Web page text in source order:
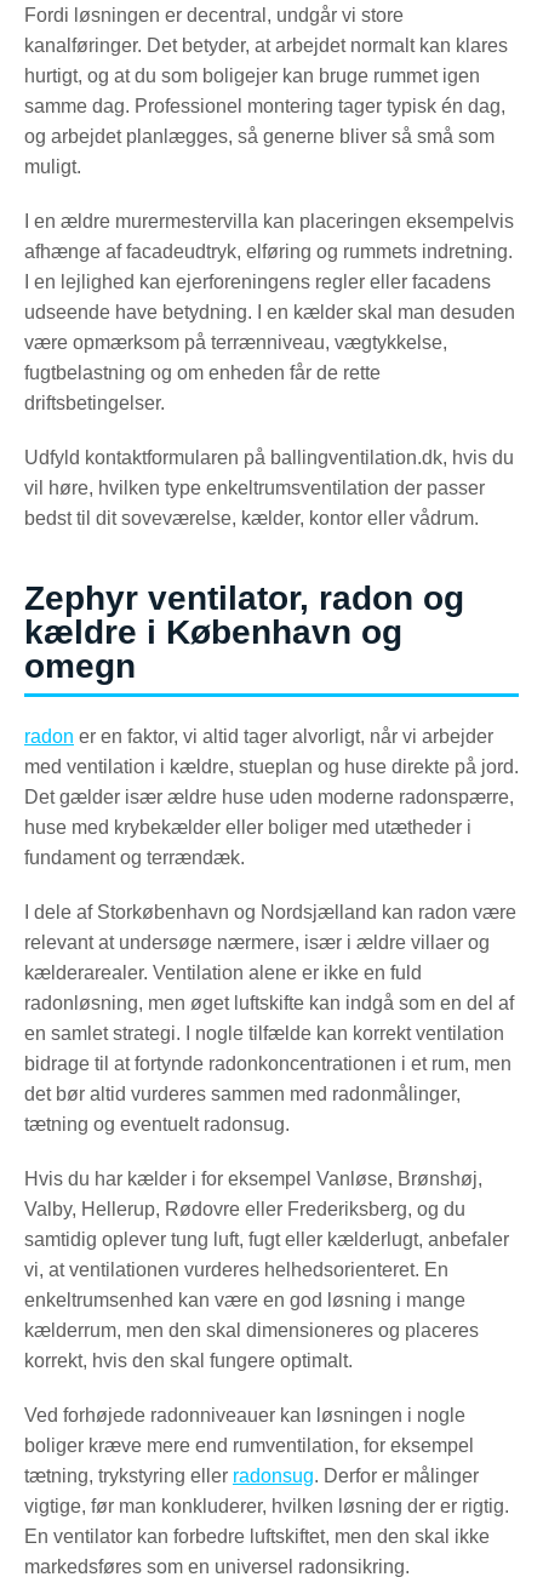
Fordi løsningen er decentral, undgår vi store
kanalføringer. Det betyder, at arbejdet normalt kan klares
hurtigt, og at du som boligejer kan bruge rummet igen
samme dag. Professionel montering tager typisk én dag,
og arbejdet planlægges, så generne bliver så små som
muligt.
I en ældre murermestervilla kan placeringen eksempelvis
afhænge af facadeudtryk, elføring og rummets indretning.
I en lejlighed kan ejerforeningens regler eller facadens
udseende have betydning. I en kælder skal man desuden
være opmærksom på terrænniveau, vægtykkelse,
fugtbelastning og om enheden får de rette
driftsbetingelser.
Udfyld kontaktformularen på ballingventilation.dk, hvis du
vil høre, hvilken type enkeltrumsventilation der passer
bedst til dit soveværelse, kælder, kontor eller vådrum.
Zephyr ventilator, radon og
kældre i København og
omegn
radon er en faktor, vi altid tager alvorligt, når vi arbejder
med ventilation i kældre, stueplan og huse direkte på jord.
Det gælder især ældre huse uden moderne radonspærre,
huse med krybekælder eller boliger med utætheder i
fundament og terrændæk.
I dele af Storkøbenhavn og Nordsjælland kan radon være
relevant at undersøge nærmere, især i ældre villaer og
kælderarealer. Ventilation alene er ikke en fuld
radonløsning, men øget luftskifte kan indgå som en del af
en samlet strategi. I nogle tilfælde kan korrekt ventilation
bidrage til at fortynde radonkoncentrationen i et rum, men
det bør altid vurderes sammen med radonmålinger,
tætning og eventuelt radonsug.
Hvis du har kælder i for eksempel Vanløse, Brønshøj,
Valby, Hellerup, Rødovre eller Frederiksberg, og du
samtidig oplever tung luft, fugt eller kælderlugt, anbefaler
vi, at ventilationen vurderes helhedsorienteret. En
enkeltrumsenhed kan være en god løsning i mange
kælderrum, men den skal dimensioneres og placeres
korrekt, hvis den skal fungere optimalt.
Ved forhøjede radonniveauer kan løsningen i nogle
boliger kræve mere end rumventilation, for eksempel
tætning, trykstyring eller radonsug. Derfor er målinger
vigtige, før man konkluderer, hvilken løsning der er rigtig.
En ventilator kan forbedre luftskiftet, men den skal ikke
markedsføres som en universel radonsikring.